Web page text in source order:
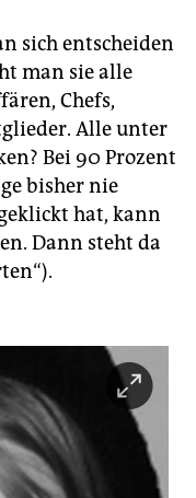
sich entscheiden
man sie alle
Chefs,
Alle unter
Bei 90 Prozent
bisher nie
hat, kann
Dann steht da